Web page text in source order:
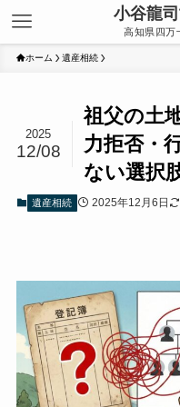
ホーム 遺産相続
祖父の土
力拒否・
ない選択
2025
12/08
遺産相続 2025年12月6日